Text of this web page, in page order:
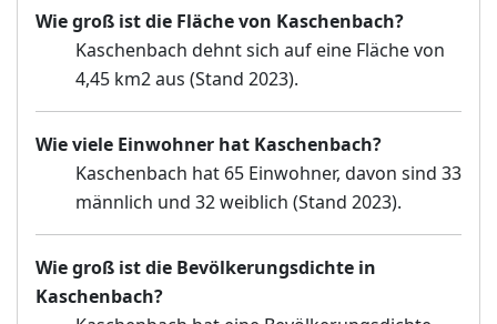
Wie groß ist die Fläche von Kaschenbach?
Kaschenbach dehnt sich auf eine Fläche von
4,45 km2 aus (Stand 2023).
Wie viele Einwohner hat Kaschenbach?
Kaschenbach hat 65 Einwohner, davon sind 33
männlich und 32 weiblich (Stand 2023).
Wie groß ist die Bevölkerungsdichte in
Kaschenbach?